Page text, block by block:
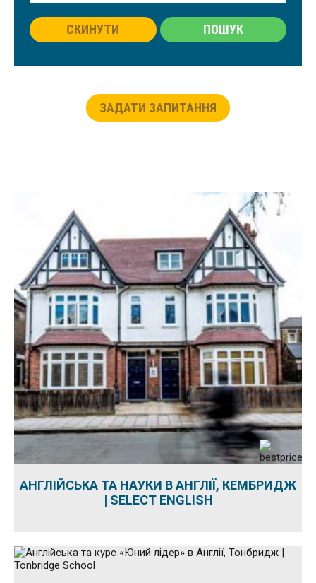
СКИНУТИ ПОШУК
ЗАДАТИ ЗАПИТАННЯ
АНГЛІЙСЬКА ТА НАУКИ В АНГЛІЇ, КЕМБРИДЖ
| SELECT ENGLISH